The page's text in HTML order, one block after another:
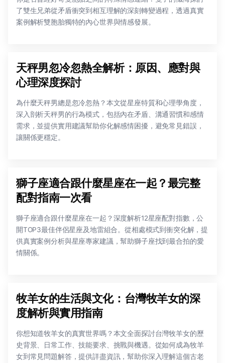
了雙生兄弟從矛盾衝突到相互理解的深刻轉變過程，透過真實
案例解析雙胞胎獨特的內心世界與情感發展。
天秤男忽冷忽熱全解析：原因、應對與
心理深度探討
為什麼天秤男總是忽冷忽熱？本文從星座特質和心理學角度，
深入剖析天秤男的行為模式，包括內在矛盾、溝通習慣和感情
需求，並提供實用建議幫助你化解感情困擾，避免常見錯誤，
讓關係更穩定。
獅子座適合跟什麼星座在一起？最完整
配對指南一次看
獅子座適合跟什麼星座在一起？深度解析12星座配對指數，公
開TOP3最佳伴侶星座及地雷組合。從相處模式到衝突化解，提
供真實案例分析與星座專家建議，幫助獅子座找到最合拍的愛
情關係。
牧羊女的生活與文化：台灣牧羊女的深
度解析與實用指南
你想知道牧羊女的真實世界嗎？本文全面探討台灣牧羊女的歷
史背景、日常工作、技能要求、挑戰與機遇。從如何成為牧羊
女到常見問題解答，提供詳盡資訊，幫助你深入理解這個古老